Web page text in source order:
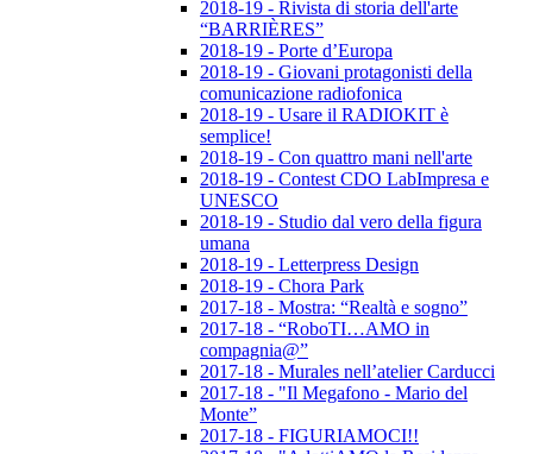
2018-19 - Rivista di storia dell'arte
“BARRIÈRES”
2018-19 - Porte d’Europa
2018-19 - Giovani protagonisti della
comunicazione radiofonica
2018-19 - Usare il RADIOKIT è
semplice!
2018-19 - Con quattro mani nell'arte
2018-19 - Contest CDO LabImpresa e
UNESCO
2018-19 - Studio dal vero della figura
umana
2018-19 - Letterpress Design
2018-19 - Chora Park
2017-18 - Mostra: “Realtà e sogno”
2017-18 - “RoboTI…AMO in
compagnia@”
2017-18 - Murales nell’atelier Carducci
2017-18 - "Il Megafono - Mario del
Monte”
2017-18 - FIGURIAMOCI!!